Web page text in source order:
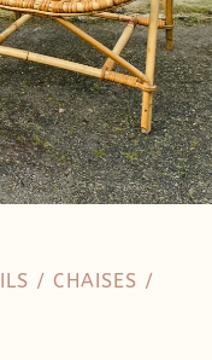
/ CHAISES /